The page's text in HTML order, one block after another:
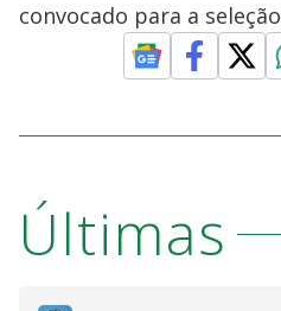
convocado para a
Últimas